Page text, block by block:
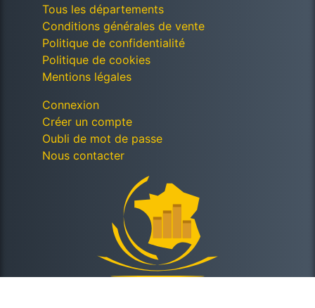
Tous les départements
Conditions générales de vente
Politique de confidentialité
Politique de cookies
Mentions légales
Connexion
Créer un compte
Oubli de mot de passe
Nous contacter